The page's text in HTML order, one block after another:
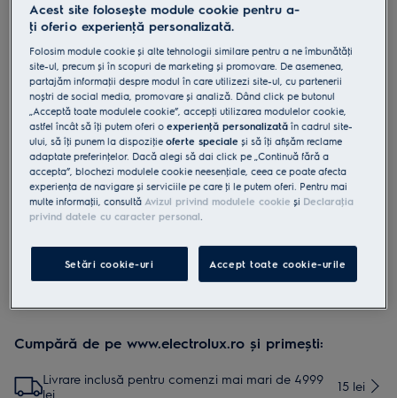
EPPCS2
Stație de curățare PowerPro -
pentru lavetele rotative utilizate la
peria mop
5 (23)
Instrucţiunile și avertismentele pentru utilizarea în siguranţă a
utilizare.
Cumpără de pe www.electrolux.ro și primești:
Livrare inclusă pentru comenzi mai mari de 4999
lei
15 lei
Acest site folosește module cookie pentru a-
ţi oferi o experienţă personalizată.
Folosim module cookie și alte tehnologii similare pentru a ne îmbunătăţi
site-ul, precum și în scopuri de marketing și promovare. De asemenea,
partajăm informaţii despre modul în care utilizezi site-ul, cu partenerii
noștri de social media, promovare și analiză. Dând click pe butonul
„Acceptă toate modulele cookie”, accepţi utilizarea modulelor cookie,
astfel încât să îţi putem oferi oexperienţă personalizată în cadrul site-
ului, să îţi punem la dispoziţieoferte speciale și să îţi afișăm reclame
adaptate preferinţelor. Dacă alegi să dai click pe „Continuă fără a
accepta”, blochezi modulele cookie neesenţiale, ceea ce poate afecta
experienţa de navigare și serviciile pe care ţi le putem oferi. Pentru mai
multe informaţii, consultăAvizul privind modulele cookie și Declaraţia
privind datele cu caracter personal.
Setări cookie-uri Accept toate cookie-urile